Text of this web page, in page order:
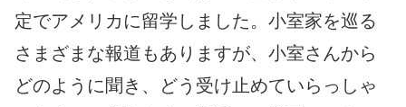
定でアメリカに留学しました。小室家を巡る
さまざまな報道もありますが、小室さんから
どのように聞き、どう受け止めていらっしゃ